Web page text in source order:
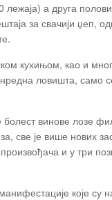
лежаја) а друга
за свачији џеп,
кухињом, као и
ловишта, само
болест винове лозе
све је више нових
и у три
које су